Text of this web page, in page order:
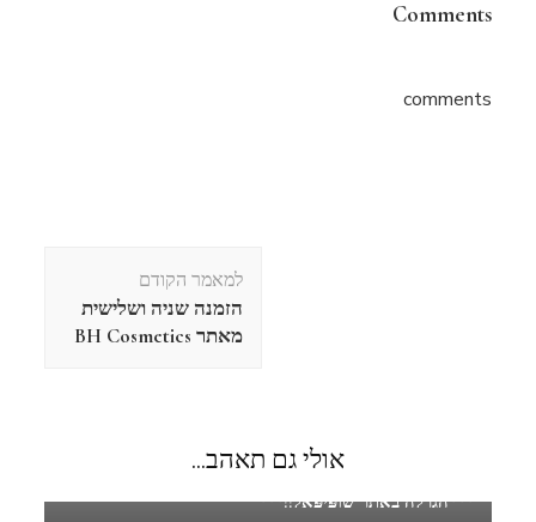
Comments
comments
למאמר הקודם
הזמנה שניה ושלישית
מאתר BH Cosmetics
אולי גם תאהב...
***הגרלה באתר שופּיפּאל!!***